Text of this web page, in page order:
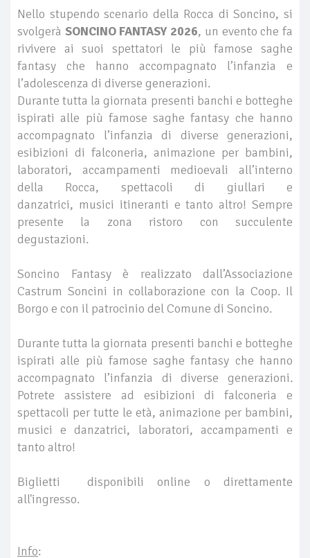
Nello stupendo scenario della Rocca di Soncino, si
svolgerà SONCINO FANTASY 2026, un evento che fa
rivivere ai suoi spettatori le più famose saghe
fantasy che hanno accompagnato l’infanzia e
l’adolescenza di diverse generazioni.
Durante tutta la giornata presenti banchi e botteghe
ispirati alle più famose saghe fantasy che hanno
accompagnato l’infanzia di diverse generazioni,
esibizioni di falconeria, animazione per bambini,
laboratori, accampamenti medioevali all’interno
della Rocca, spettacoli di giullari e
danzatrici, musici itineranti e tanto altro! Sempre
presente la zona ristoro con succulente
degustazioni.
Soncino Fantasy è realizzato dall’Associazione
Castrum Soncini in collaborazione con la Coop. Il
Borgo e con il patrocinio del Comune di Soncino.
Durante tutta la giornata presenti banchi e botteghe
ispirati alle più famose saghe fantasy che hanno
accompagnato l’infanzia di diverse generazioni.
Potrete assistere ad esibizioni di falconeria e
spettacoli per tutte le età, animazione per bambini,
musici e danzatrici, laboratori, accampamenti e
tanto altro!
Biglietti disponibili online o direttamente
all'ingresso.
Info: